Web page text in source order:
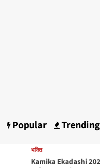
Popular Trending
भक्ति
Kamika Ekadashi